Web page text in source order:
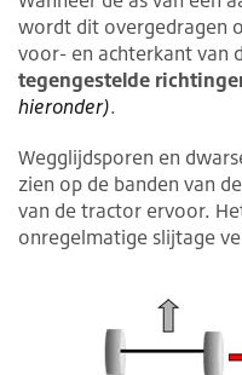
wordt dit overgedragen
voor- en achterkant van
tegengestelde
hieronder).
Wegglijdsporen en
zien op de banden van
van de tractor ervoor.
onregelmatige slijtage